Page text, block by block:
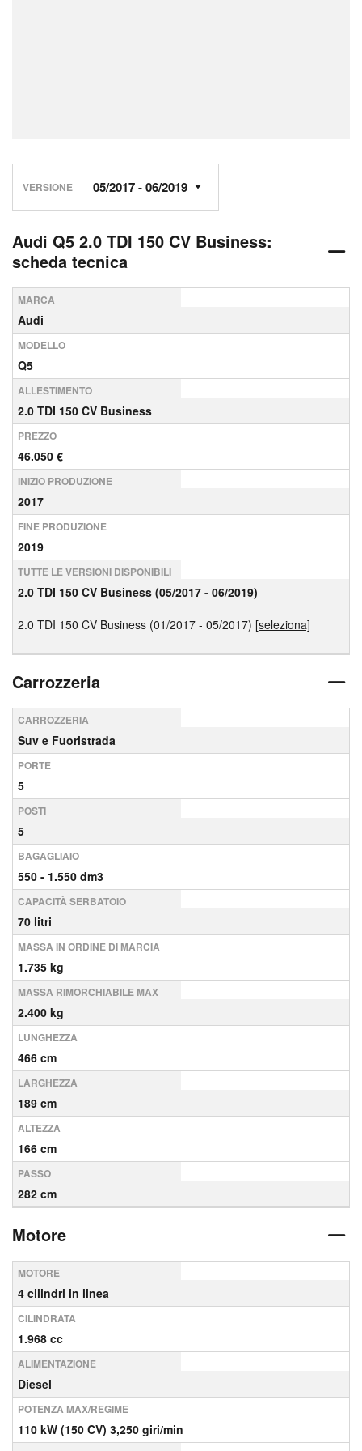
VERSIONE
Audi Q5 2.0 TDI 150 CV Business:
scheda tecnica
MARCA
Audi
MODELLO
Q5
ALLESTIMENTO
2.0 TDI 150 CV Business
PREZZO
46.050 €
INIZIO PRODUZIONE
2017
FINE PRODUZIONE
2019
TUTTE LE VERSIONI DISPONIBILI
2.0 TDI 150 CV Business (05/2017 - 06/2019)
2.0 TDI 150 CV Business (01/2017 - 05/2017) [seleziona]
Carrozzeria
CARROZZERIA
Suv e Fuoristrada
PORTE
5
POSTI
5
BAGAGLIAIO
550 - 1.550 dm3
CAPACITÀ SERBATOIO
70 litri
MASSA IN ORDINE DI MARCIA
1.735 kg
MASSA RIMORCHIABILE MAX
2.400 kg
LUNGHEZZA
466 cm
LARGHEZZA
189 cm
ALTEZZA
166 cm
PASSO
282 cm
Motore
MOTORE
4 cilindri in linea
CILINDRATA
1.968 cc
ALIMENTAZIONE
Diesel
POTENZA MAX/REGIME
110 kW (150 CV) 3,250 giri/min